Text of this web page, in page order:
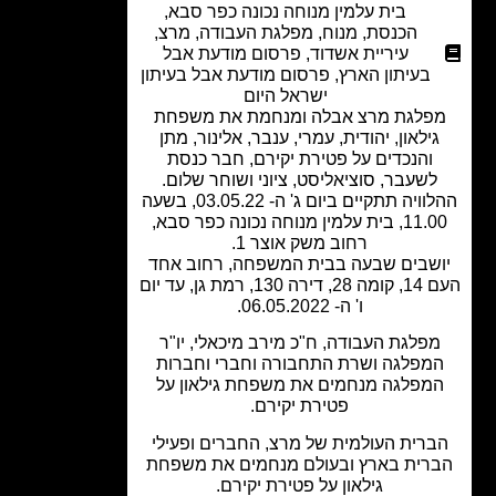
בית עלמין מנוחה נכונה כפר סבא,
,מנוח,מפלגת העבודה ,מרצ,
עיריית אשדוד,פרסום מודעת אבל
בעיתון הארץ,פרסום מודעת אבל בעיתון
ישראל היום
מרצ אבלה ומנחמת את משפחת
יהודית, עמרי, ענבר, אלינור, מתן
והנכדים על פטירת יקירם, חבר כנסת
לשעבר, סוציאליסט, ציוני ושוחר שלום.
ההלוויה תתקיים ביום ג' ה- 03.05.22, בשעה
11.00, בית עלמין מנוחה נכונה כפר סבא,
רחוב משק אוצר 1.
שבעה בבית המשפחה, רחוב אחד
העם 14, קומה 28, דירה 130, רמת גן, עד יום
העבודה, ח"כ מירב מיכאלי, יו"ר
ושרת התחבורה וחברי וחברות
מנחמים את משפחת גילאון על
פטירת יקירם.
העולמית של מרצ, החברים ופעילי
בארץ ובעולם מנחמים את משפחת
גילאון על פטירת יקירם.